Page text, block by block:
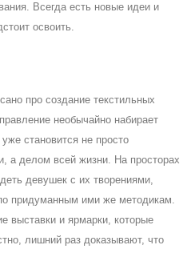
Всегда есть новые идеи и
освоить.
про создание текстильных
необычайно набирает
становится не просто
а делом всей жизни. На просторах
девушек с их творениями,
придуманным ими же методикам.
выставки и ярмарки, которые
лишний раз доказывают, что